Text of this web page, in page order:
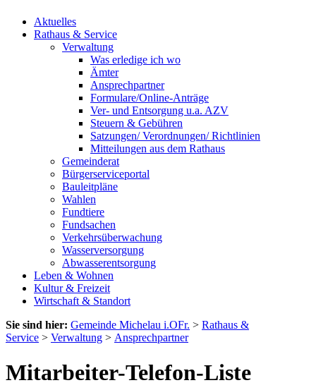
Aktuelles
Rathaus & Service
Verwaltung
Was erledige ich wo
Ämter
Ansprechpartner
Formulare/Online-Anträge
Ver- und Entsorgung u.a. AZV
Steuern & Gebühren
Satzungen/ Verordnungen/ Richtlinien
Mitteilungen aus dem Rathaus
Gemeinderat
Bürgerserviceportal
Bauleitpläne
Wahlen
Fundtiere
Fundsachen
Verkehrsüberwachung
Wasserversorgung
Abwasserentsorgung
Leben & Wohnen
Kultur & Freizeit
Wirtschaft & Standort
Sie sind hier: Gemeinde Michelau i.OFr. > Rathaus &
Service > Verwaltung > Ansprechpartner
Mitarbeiter-Telefon-Liste